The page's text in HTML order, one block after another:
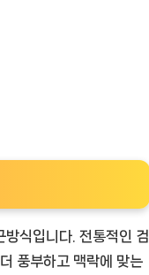
식입니다. 전통적인 검
풍부하고 맥락에 맞는